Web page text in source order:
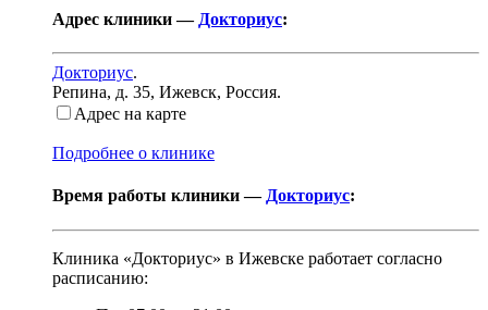
Адрес клиники — Докториус:
Докториус.
Репина, д. 35, Ижевск, Россия.
Адрес на карте
Подробнее о клинике
Время работы клиники —Докториус:
Клиника «Докториус» в Ижевске работает согласно
расписанию: